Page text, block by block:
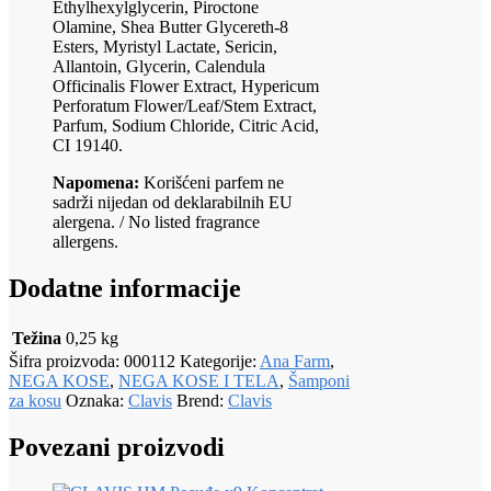
Ethylhexylglycerin, Piroctone
Olamine, Shea Butter Glycereth-8
Esters, Myristyl Lactate, Sericin,
Allantoin, Glycerin, Calendula
Officinalis Flower Extract, Hypericum
Perforatum Flower/Leaf/Stem Extract,
Parfum, Sodium Chloride, Citric Acid,
CI 19140.
Napomena: Korišćeni parfem ne
sadrži nijedan od deklarabilnih EU
alergena. / No listed fragrance
allergens.
Dodatne informacije
Težina 0,25 kg
Šifra proizvoda: 000112 Kategorije: Ana Farm,
NEGA KOSE, NEGA KOSE I TELA, Šamponi
za kosu Oznaka: Clavis Brend: Clavis
Povezani proizvodi